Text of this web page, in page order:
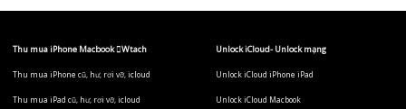
Thu mua iPhone Macbook Wtach
Thu mua iPhone cũ, hư, rơi vỡ, icloud
Thu mua iPad cũ, hư, rơi vỡ, icloud
Unlock iCloud- Unlock mạng
Unlock iCloud iPhone iPad
Unlock iCloud Macbook